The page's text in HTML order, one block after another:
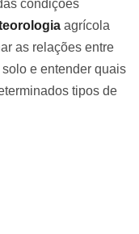
condições
agrícola
as relações entre
e entender quais
tipos de